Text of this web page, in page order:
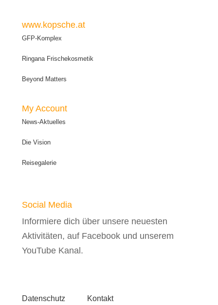
www.kopsche.at
GFP-Komplex
Ringana Frischekosmetik
Beyond Matters
My Account
News-Aktuelles
Die Vision
Reisegalerie
Social Media
Informiere dich über unsere neuesten
Aktivitäten, auf Facebook und unserem
YouTube Kanal.
Datenschutz Kontakt